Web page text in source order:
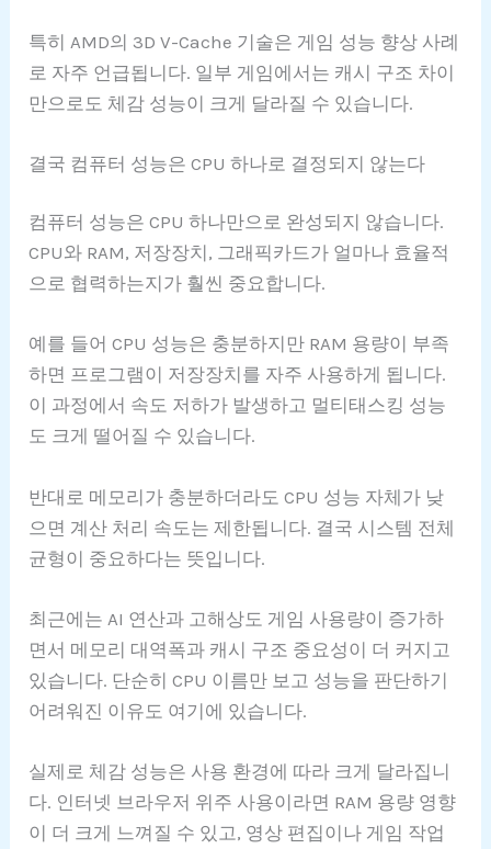
특히 AMD의 3D V-Cache 기술은 게임 성능 향상 사례
로 자주 언급됩니다. 일부 게임에서는 캐시 구조 차이
만으로도 체감 성능이 크게 달라질 수 있습니다.
결국 컴퓨터 성능은 CPU 하나로 결정되지 않는다
컴퓨터 성능은 CPU 하나만으로 완성되지 않습니다.
CPU와 RAM, 저장장치, 그래픽카드가 얼마나 효율적
으로 협력하는지가 훨씬 중요합니다.
예를 들어 CPU 성능은 충분하지만 RAM 용량이 부족
하면 프로그램이 저장장치를 자주 사용하게 됩니다.
이 과정에서 속도 저하가 발생하고 멀티태스킹 성능
도 크게 떨어질 수 있습니다.
반대로 메모리가 충분하더라도 CPU 성능 자체가 낮
으면 계산 처리 속도는 제한됩니다. 결국 시스템 전체
균형이 중요하다는 뜻입니다.
최근에는 AI 연산과 고해상도 게임 사용량이 증가하
면서 메모리 대역폭과 캐시 구조 중요성이 더 커지고
있습니다. 단순히 CPU 이름만 보고 성능을 판단하기
어려워진 이유도 여기에 있습니다.
실제로 체감 성능은 사용 환경에 따라 크게 달라집니
다. 인터넷 브라우저 위주 사용이라면 RAM 용량 영향
이 더 크게 느껴질 수 있고, 영상 편집이나 게임 작업